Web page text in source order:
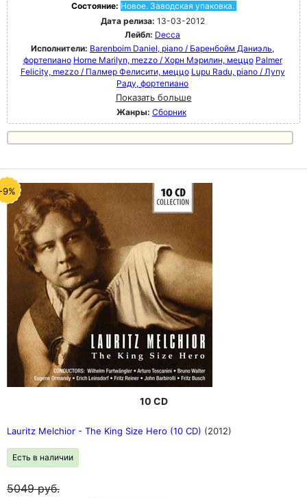
Состояние: Новое. Заводская упаковка.
Дата релиза: 13-03-2012
Лейбл: Decca
Исполнители: Barenboim Daniel, piano / Баренбойм Даниэль,
фортепиано Horne Marilyn, mezzo / Хорн Мэрилин, меццо Palmer
Felicity, mezzo / Палмер Фелисити, меццо Lupu Radu, piano / Лупу
Раду, фортепиано
Показать больше
Жанры: Сборник
9%
10 CD
Lauritz Melchior - The King Size Hero (10 CD) (2012)
Есть в наличии
5049руб.